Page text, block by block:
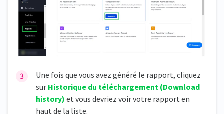
Une fois que vous avez généré le rapport, cliquez
sur Historique du téléchargement (Download
history) et vous devriez voir votre rapport en
haut de la liste.